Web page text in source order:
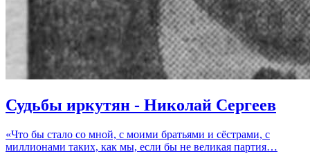
Судьбы иркутян - Николай Сергеев
«Что бы стало со мной, с моими братьями и сёстрами, с
миллионами таких, как мы, если бы не великая партия…